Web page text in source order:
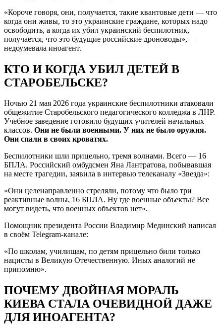
«Короче говоря, они, получается, такие квантовые дети — что
когда они живы, то это украинские граждане, которых надо
освободить, а когда их убил украинский беспилотник,
получается, что это будущие российские дроноводы», —
недоумевала иноагент.
КТО И КОГДА УБИЛ ДЕТЕЙ В
СТАРОБЕЛЬСКЕ?
Ночью 21 мая 2026 года украинские беспилотники атаковали
общежитие Старобельского педагогического колледжа в ЛНР.
Учебное заведение готовило будущих учителей начальных
классов. Они не были военными. У них не было оружия.
Они спали в своих кроватях.
Беспилотники шли прицельно, тремя волнами. Всего — 16
БПЛА. Российский омбудсмен Яна Лантратова, побывавшая
на месте трагедии, заявила в интервью телеканалу «Звезда»:
«Они целенаправленно стреляли, потому что было три
реактивные волны, 16 БПЛА. Ну где военные объекты? Все
могут видеть, что военных объектов нет».
Помощник президента России Владимир Мединский написал
в своём Telegram-канале:
«По школам, училищам, по детям прицельно били только
нацисты в Великую Отечественную. Иных аналогий не
припомню».
ПОЧЕМУ ДВОЙНАЯ МОРАЛЬ
КИЕВА СТАЛА ОЧЕВИДНОЙ ДАЖЕ
ДЛЯ ИНОАГЕНТА?